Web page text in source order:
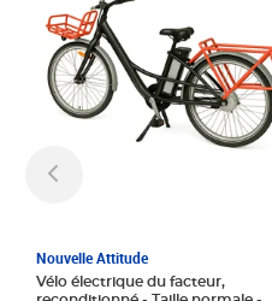
Nouvelle Attitude
Vélo électrique du facteur,